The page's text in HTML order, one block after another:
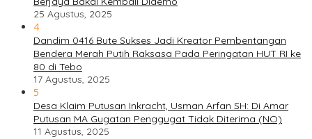
25 Agustus, 2025
4
Dandim 0416 Bute Sukses Jadi Kreator Pembentangan
Bendera Merah Putih Raksasa Pada Peringatan HUT RI ke
80 di Tebo
17 Agustus, 2025
5
Desa Klaim Putusan Inkracht, Usman Arfan SH: Di Amar
Putusan MA Gugatan Penggugat Tidak Diterima (NO)
11 Agustus, 2025